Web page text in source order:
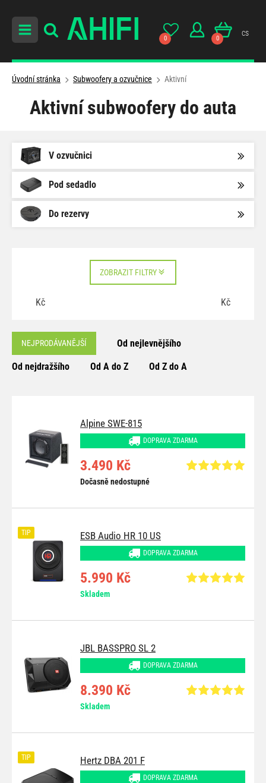
0 0
cs
Úvodní stránka Subwoofery a ozvučnice Aktivní
Aktivní subwoofery do auta
V ozvučnici
Pod sedadlo
Do rezervy
ZOBRAZIT FILTRY
Kč Kč
NEJPRODÁVANĚJŠÍ Od nejlevnějšího
Od nejdražšího Od A do Z Od Z do A
Alpine SWE-815
DOPRAVA ZDARMA
3.490 Kč
Dočasně nedostupné
ESB Audio HR 10 US
DOPRAVA ZDARMA
TIP
5.990 Kč
Skladem
JBL BASSPRO SL 2
DOPRAVA ZDARMA
8.390 Kč
Skladem
Hertz DBA 201 F
DOPRAVA ZDARMA
TIP